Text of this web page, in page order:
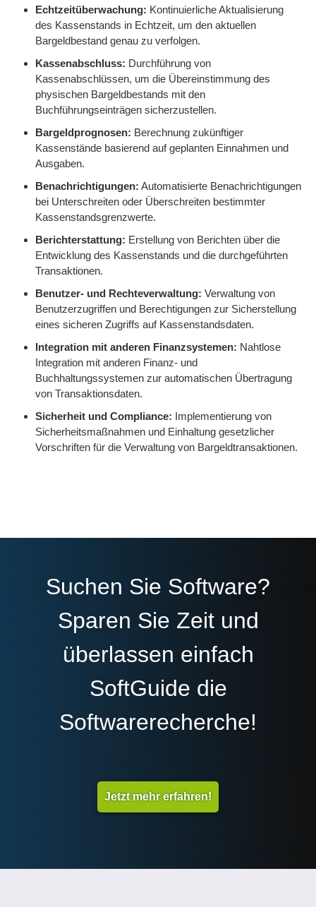
Echtzeitüberwachung: Kontinuierliche Aktualisierung
des Kassenstands in Echtzeit, um den aktuellen
Bargeldbestand genau zu verfolgen.
Kassenabschluss: Durchführung von
Kassenabschlüssen, um die Übereinstimmung des
physischen Bargeldbestands mit den
Buchführungseinträgen sicherzustellen.
Bargeldprognosen: Berechnung zukünftiger
Kassenstände basierend auf geplanten Einnahmen und
Ausgaben.
Benachrichtigungen: Automatisierte Benachrichtigungen
bei Unterschreiten oder Überschreiten bestimmter
Kassenstandsgrenzwerte.
Berichterstattung: Erstellung von Berichten über die
Entwicklung des Kassenstands und die durchgeführten
Transaktionen.
Benutzer- und Rechteverwaltung: Verwaltung von
Benutzerzugriffen und Berechtigungen zur Sicherstellung
eines sicheren Zugriffs auf Kassenstandsdaten.
Integration mit anderen Finanzsystemen: Nahtlose
Integration mit anderen Finanz- und
Buchhaltungssystemen zur automatischen Übertragung
von Transaktionsdaten.
Sicherheit und Compliance: Implementierung von
Sicherheitsmaßnahmen und Einhaltung gesetzlicher
Vorschriften für die Verwaltung von Bargeldtransaktionen.
Suchen Sie Software?
Sparen Sie Zeit und
überlassen einfach
SoftGuide die
Softwarerecherche!
Jetzt mehr erfahren!